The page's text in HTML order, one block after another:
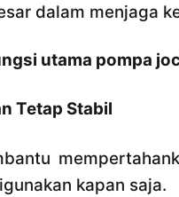
dalam menjaga
utama pompa
Tetap Stabil
kapan saja.